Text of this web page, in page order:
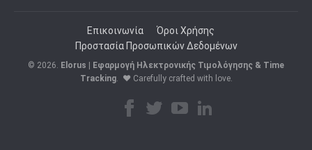
Επικοινωνία
Όροι Χρήσης
Προστασία Προσωπικών Δεδομένων
© 2026. Elorus | Εφαρμογή Ηλεκτρονικής Τιμολόγησης & Time
Tracking. ♥ Carefully crafted with love.